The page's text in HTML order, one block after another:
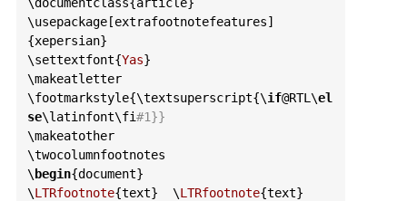
\usepackage[extrafootnotefeatures]
{xepersian}
\settextfont{Yas}
\makeatletter
\footmarkstyle{\textsuperscript{\if@RTL \el
se\latinfont\fi#1}}
\makeatother
\twocolumnfootnotes
\begin{document}
\LTRfootnote{text}  \LTRfootnote{text}